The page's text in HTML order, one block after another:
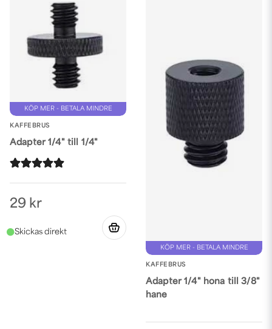
KÖP MER - BETALA MINDRE
KAFFEBRUS
Adapter 1/4" till 1/4"
29 kr
KÖP MER - BETALA MINDRE
KAFFEBRUS
Adapter 1/4" hona till 3/8"
hane